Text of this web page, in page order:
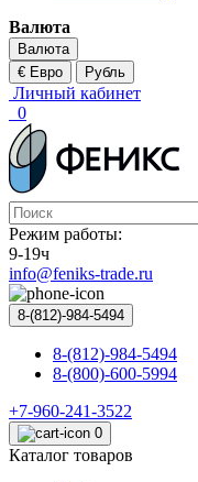
Валюта
Валюта
€ Евро
Рубль
Личный кабинет
0
Режим работы:
9-19ч
info@feniks-trade.ru
8-(812)-984-5494
8-(812)-984-5494
8-(800)-600-5994
+7-960-241-3522
0
Каталог товаров